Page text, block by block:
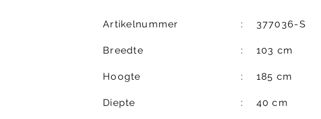
Artikelnummer 377036-S
Breedte 103 cm
Hoogte 185 cm
Diepte 40 cm